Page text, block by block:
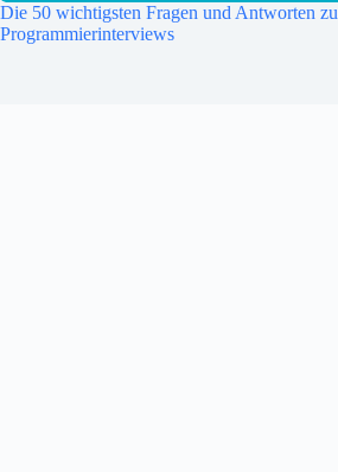
Die 50 wichtigsten Fragen und Antworten zu
Programmierinterviews